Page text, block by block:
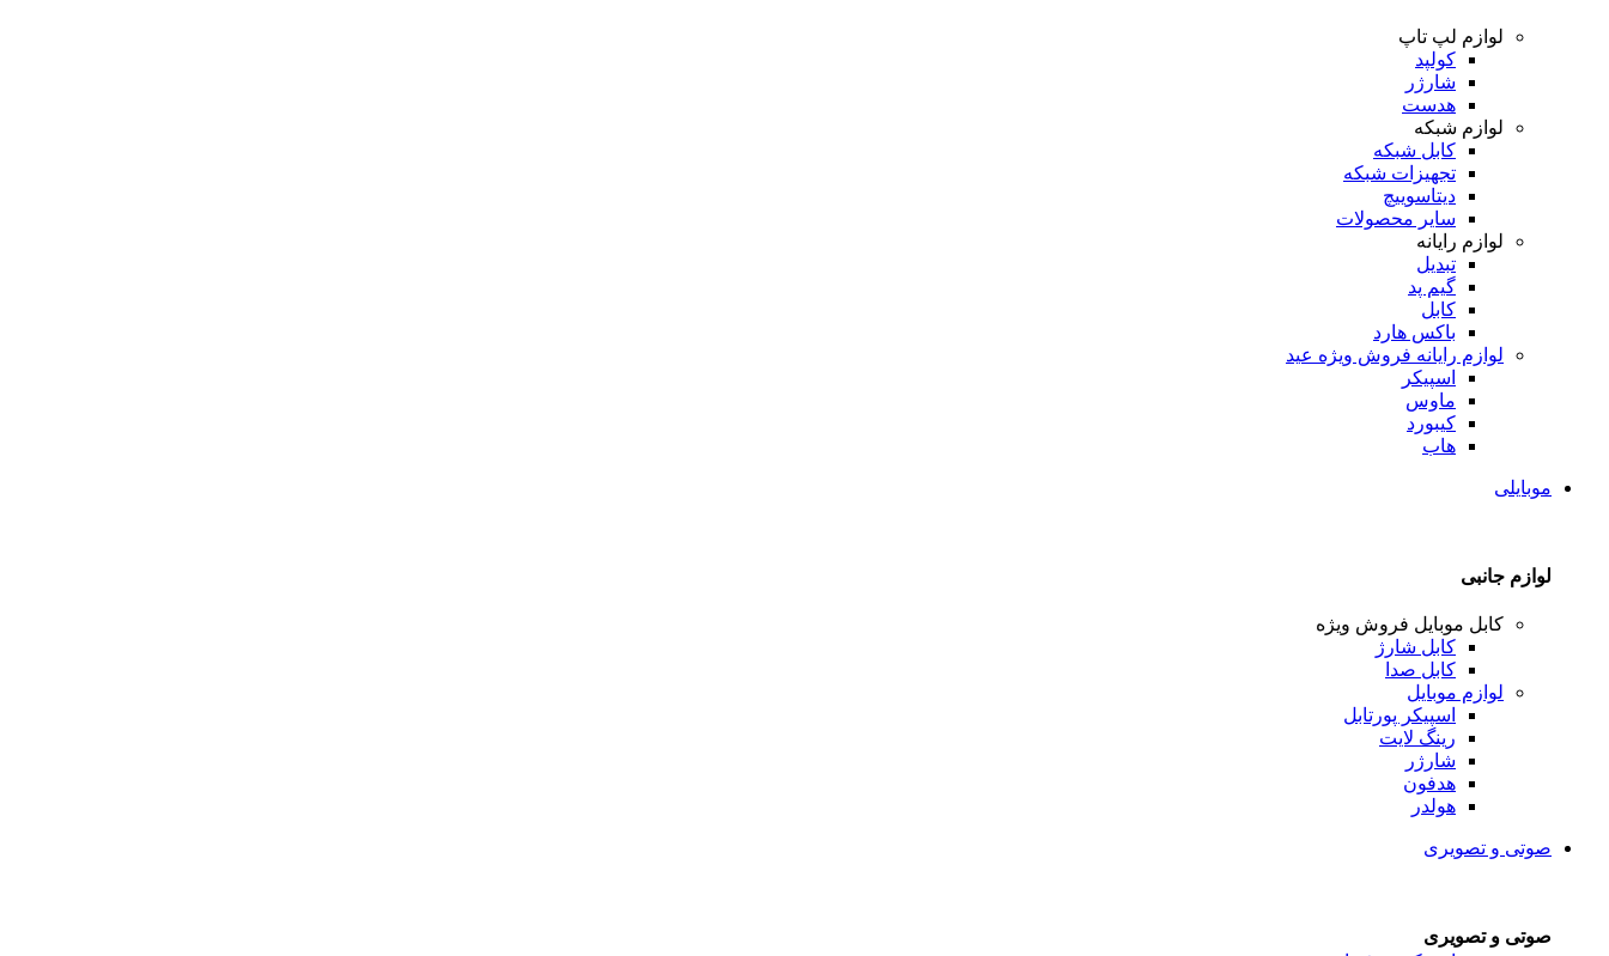
لوازم لپ تاپ
کولپد
شارژر
هدست
لوازم شبکه
کابل شبکه
تجهیزات شبکه
دیتاسوییچ
سایر محصولات
لوازم رایانه
تبدیل
گیم پد
کابل
باکس هارد
لوازم رایانه فروش ویژه عید
اسپیکر
ماوس
کیبورد
هاب
موبایلی
لوازم جانبی
کابل موبایل فروش ویژه
کابل شارژ
کابل صدا
لوازم موبایل
اسپیکر پورتابل
رینگ لایت
شارژر
هدفون
هولدر
صوتی و تصویری
صوتی و تصویری